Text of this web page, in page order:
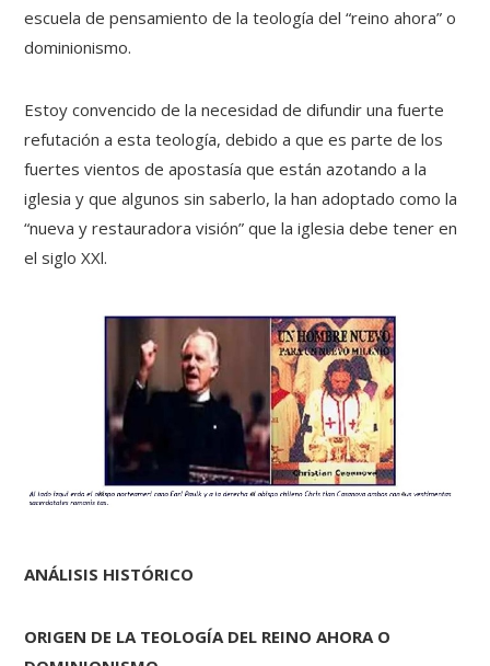
escuela de pensamiento de la teología del “reino ahora” o
dominionismo.
Estoy convencido de la necesidad de difundir una fuerte
refutación a esta teología, debido a que es parte de los
fuertes vientos de apostasía que están azotando a la
iglesia y que algunos sin saberlo, la han adoptado como la
“nueva y restauradora visión” que la iglesia debe tener en
el siglo XXl.
ANÁLISIS HISTÓRICO
ORIGEN DE LA TEOLOGÍA DEL REINO AHORA O